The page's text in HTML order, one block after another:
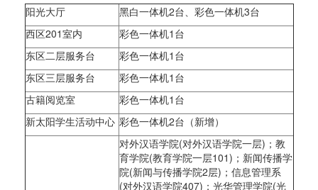
阳光大厅
黑白一体机2台、彩色一体机3台
西区201室内
彩色一体机1台
东区二层服务台
彩色一体机1台
东区三层服务台
彩色一体机1台
古籍阅览室
彩色一体机1台
新太阳学生活动中心 彩色一体机2台（新增）
对外汉语学院(对外汉语学院一层)；教
育学院(教育学院一层101)；新闻传播学
院(新闻与传播学院2层)；信息管理系
(对外汉语学院407)；光华管理学院(光